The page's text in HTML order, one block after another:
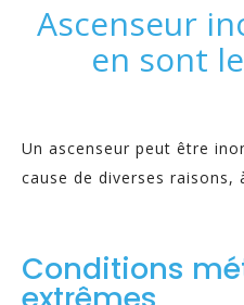
Ascenseur
en sont
Un ascenseur peut être
cause de diverses raisons,
Conditions